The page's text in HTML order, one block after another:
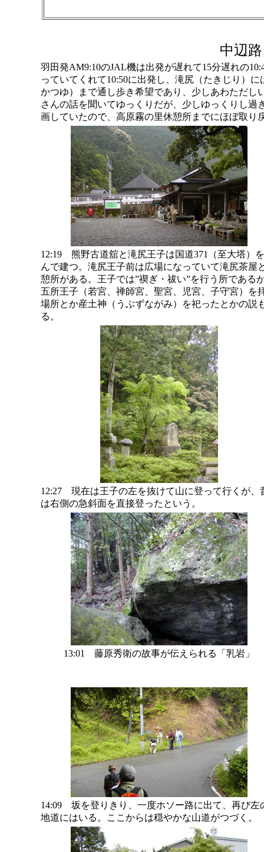
中辺
羽田発AM9:10のJAL機は出発が遅れて15分遅れの
っていてくれて10:50に出発し、滝尻（たきじり）
かつゆ）まで通し歩き希望であり、少しあわただし
さんの話を聞いてゆっくりだが、少しゆっくりし過
画していたので、高原霧の里休憩所までにほぼ取り
12:19 熊野古道舘と滝尻王子は国道371（至大塔）
んで建つ。滝尻王子前は広場になっていて滝尻茶屋
憩所がある。王子では”禊ぎ・祓い”を行う所である
五所王子（若宮、禅師宮、聖宮、児宮、子守宮）を
場所とか産土神（うぶずながみ）を祀ったとかの説
る。
12:27 現在は王子の左を抜けて山に登って行くが、
は右側の急斜面を直接登ったという。
13:01 藤原秀衛の故事が伝えられる「乳岩」
14:09 坂を登りきり、一度ホソー路に出て、再び左
地道にはいる。ここからは穏やかな山道がつづく。